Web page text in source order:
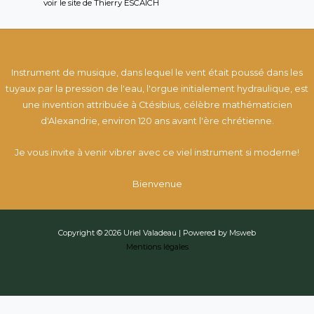
voir le site de Thierry ESCAICH
Instrument de musique, dans lequel le vent était poussé dans les
tuyaux par la pression de l'eau, l'orgue initialement hydraulique, est
une invention attribuée à Ctésibius, célèbre mathématicien
d'Alexandrie, environ 120 ans avant l'ère chrétienne.
Je vous invite à venir vibrer avec ce viel instrument si moderne!
Bienvenue
Copyright © 2026 Uriel Valadeau | Powered by Msweb
Mentions légales